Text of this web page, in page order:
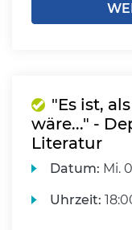
"Es ist,
wäre..." -
Literatur
Datum: Mi.
Uhrzeit: